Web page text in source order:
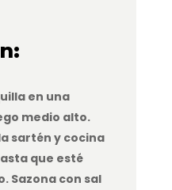
en una
medio alto.
sartén y cocina
que esté
Sazona con sal